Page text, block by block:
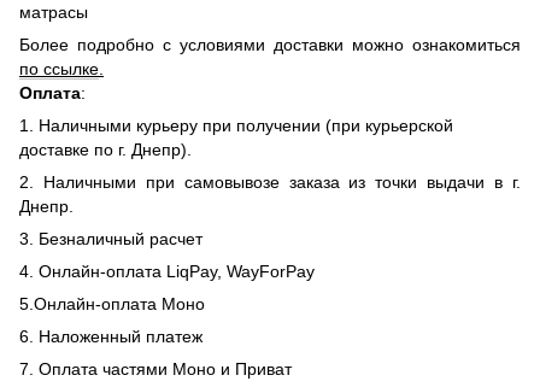
матрасы
Более подробно с условиями доставки можно ознакомиться
по ссылке
Оплата:
1. Наличными курьеру при получении (при курьерской
доставке по г. Днепр).
2. Наличными при самовывозе заказа из точки выдачи в г.
Днепр.
3. Безналичный расчет
4. Онлайн-оплата LiqPay, WayForPay
5.Онлайн-оплата Моно
6. Наложенный платеж
7. Оплата частями Моно и Приват